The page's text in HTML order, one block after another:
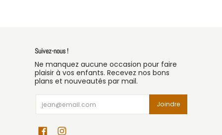
Suivez-nous !
Ne manquez aucune occasion pour faire
plaisir à vos enfants. Recevez nos bons
plans et nouveautés par mail.
Joindre